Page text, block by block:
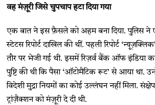
वह मंज़ूरी जिसे चुपचाप हटा दिया गया
एक बात ने इस फ़ैसले को अहम बना दिया. पुलिस ने
स्टेटस रिपोर्ट दाखिल की थीं. पहली रिपोर्ट
तौर पर भेजी गई थी. इसमें रिज़र्व बैंक ऑफ इंडिया
पुष्टि की थी कि पैसा ‘ऑटोमैटिक रूट’ से आया था.
विदेशी मुद्रा नियमों का कोई उल्लंघन नहीं मिला.
ट्रांज़ैक्शन को मंज़ूरी दे दी थी.